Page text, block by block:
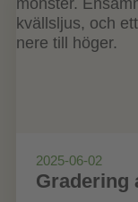
2025-06-02
Gradering